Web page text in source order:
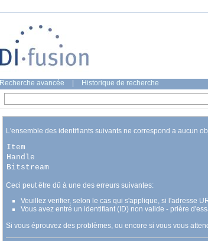
Recherche avancée Historique de recherche
L'ensemble des identifiants suivants ne correspond a aucun
Item
Handle
Bitstream
Ceci peut être dû à une des erreurs suivantes:
Veuillez verifier, selon le cas qui s'applique, si l'adresse
Vous avez entré un identifiant (ID) non valide - prière
Si vous éprouvez des problèmes, ou encore si vous vous